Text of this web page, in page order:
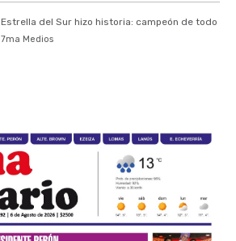
Estrella del Sur hizo historia: campeón de todo
7ma Medios